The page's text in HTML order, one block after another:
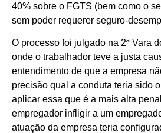
40% sobre o FGTS (bem como o
sem poder requerer seguro-
O processo foi julgado na 2ª Vara
onde o trabalhador teve a justa
entendimento de que a empresa
precisão qual a conduta teria sido
aplicar essa que é a mais alta
empregador infligir a um
atuação da empresa teria